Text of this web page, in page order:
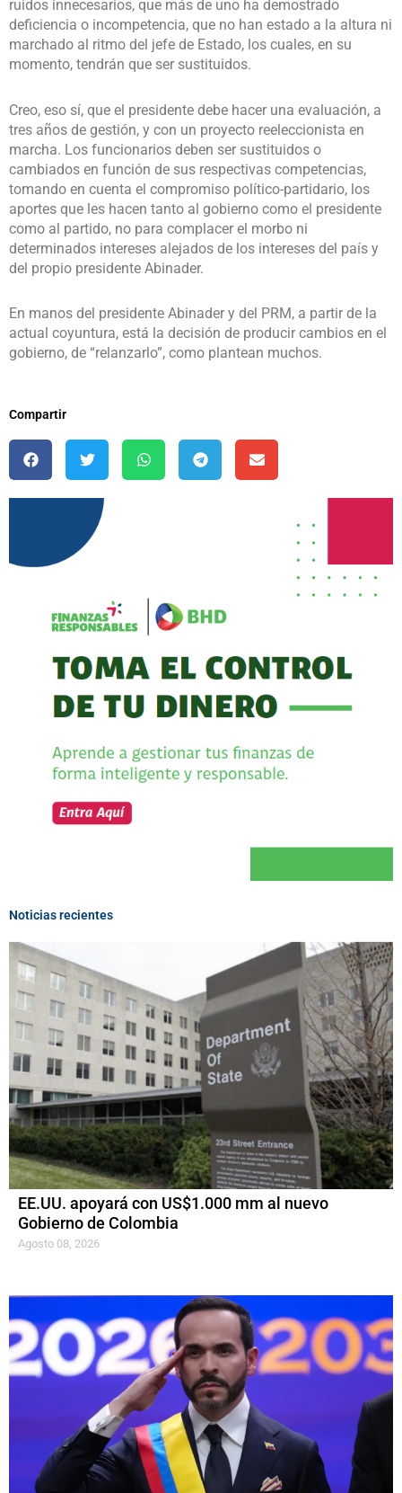
ruidos innecesarios, que más de uno ha demostrado
deficiencia o incompetencia, que no han estado a la altura ni
marchado al ritmo del jefe de Estado, los cuales, en su
momento, tendrán que ser sustituidos.
Creo, eso sí, que el presidente debe hacer una evaluación, a
tres años de gestión, y con un proyecto reeleccionista en
marcha. Los funcionarios deben ser sustituidos o
cambiados en función de sus respectivas competencias,
tomando en cuenta el compromiso político-partidario, los
aportes que les hacen tanto al gobierno como el presidente
como al partido, no para complacer el morbo ni
determinados intereses alejados de los intereses del país y
del propio presidente Abinader.
En manos del presidente Abinader y del PRM, a partir de la
actual coyuntura, está la decisión de producir cambios en el
gobierno, de “relanzarlo”, como plantean muchos.
Compartir
Noticias recientes
EE.UU. apoyará con US$1.000 mm al nuevo
Gobierno de Colombia
Agosto 08, 2026